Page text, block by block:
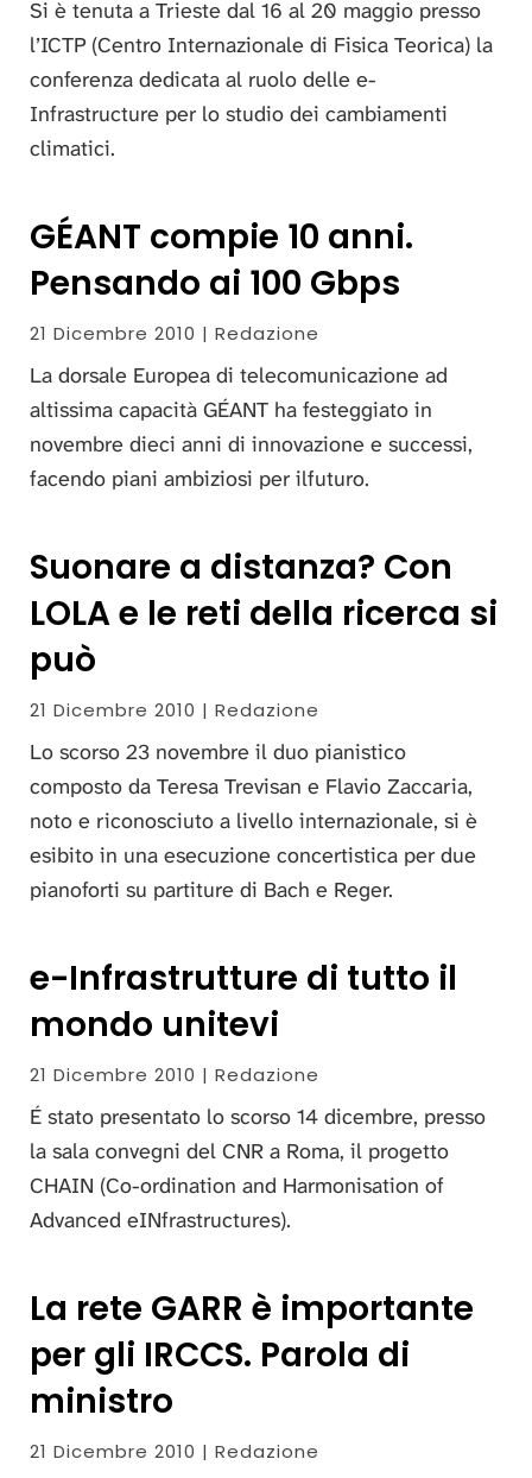
Si è tenuta a Trieste dal 16 al 20 maggio presso
l’ICTP (Centro Internazionale di Fisica Teorica) la
conferenza dedicata al ruolo delle e-
Infrastructure per lo studio dei cambiamenti
climatici.
GÉANT compie 10 anni.
Pensando ai 100 Gbps
21 Dicembre 2010 | Redazione
La dorsale Europea di telecomunicazione ad
altissima capacità GÉANT ha festeggiato in
novembre dieci anni di innovazione e successi,
facendo piani ambiziosi per ilfuturo.
Suonare a distanza? Con
LOLA e le reti della ricerca si
può
21 Dicembre 2010 | Redazione
Lo scorso 23 novembre il duo pianistico
composto da Teresa Trevisan e Flavio Zaccaria,
noto e riconosciuto a livello internazionale, si è
esibito in una esecuzione concertistica per due
pianoforti su partiture di Bach e Reger.
e-Infrastrutture di tutto il
mondo unitevi
21 Dicembre 2010 | Redazione
É stato presentato lo scorso 14 dicembre, presso
la sala convegni del CNR a Roma, il progetto
CHAIN (Co-ordination and Harmonisation of
Advanced eINfrastructures).
La rete GARR è importante
per gli IRCCS. Parola di
ministro
21 Dicembre 2010 | Redazione